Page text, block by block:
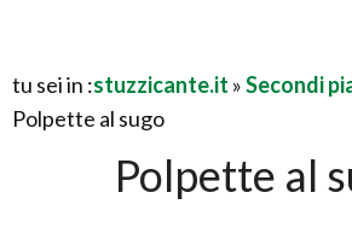
tu sei in :stuzzicante.it »Secondi
Polpette al sugo
Polpette al